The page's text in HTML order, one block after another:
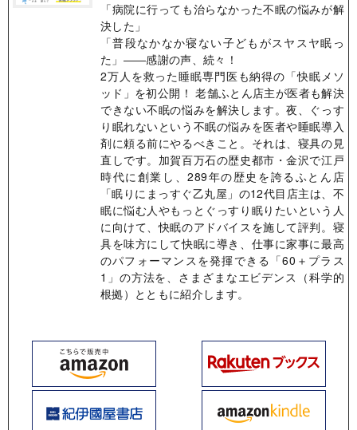
「病院に行っても治らなかった不眠の悩みが解
決した」
「普段なかなか寝ない子どもがスヤスヤ眠っ
た」――感謝の声、続々！
2万人を救った睡眠専門医も納得の「快眠メソ
ッド」を初公開！ 老舗ふとん店主が医者も解決
できない不眠の悩みを解決します。夜、ぐっす
り眠れないという不眠の悩みを医者や睡眠導入
剤に頼る前にやるべきこと。それは、寝具の見
直しです。加賀百万石の歴史都市・金沢で江戸
時代に創業し、289年の歴史を誇るふとん店
「眠りにまっすぐ乙丸屋」の12代目店主は、不
眠に悩む人やもっとぐっすり眠りたいという人
に向けて、快眠のアドバイスを施して評判。寝
具を味方にして快眠に導き、仕事に家事に最高
のパフォーマンスを発揮できる「60＋プラス
1」の方法を、さまざまなエビデンス（科学的
根拠）とともに紹介します。